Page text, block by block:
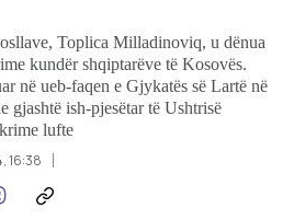
Toplica Milladinoviq, u dënua
kundër shqiptarëve të Kosovës.
në ueb-faqen e Gjykatës së Lartë në
gjashtë ish-pjesëtar të Ushtrisë
lufte
16:38